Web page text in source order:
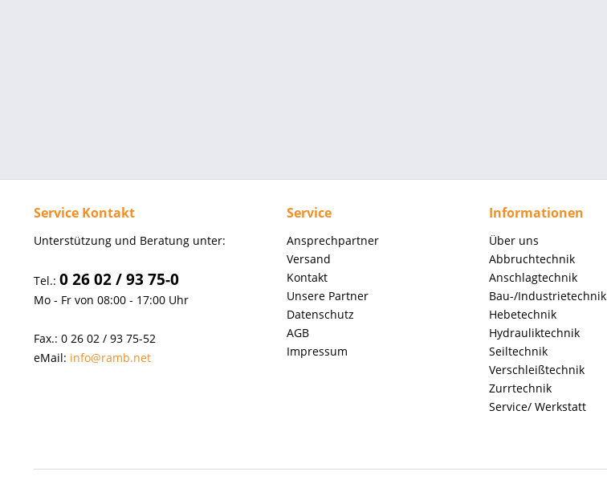
Service Kontakt
Unterstützung und Beratung unter:
Tel.: 0 26 02 / 93 75-0
Mo - Fr von 08:00 - 17:00 Uhr
Fax.: 0 26 02 / 93 75-52
eMail: info@ramb.net
Service
Ansprechpartner
Versand
Kontakt
Unsere Partner
Datenschutz
AGB
Impressum
Informationen
Über uns
Abbruchtechnik
Anschlagtechnik
Bau-/Industrietechnik
Hebetechnik
Hydrauliktechnik
Seiltechnik
Verschleißtechnik
Zurrtechnik
Service/ Werkstatt